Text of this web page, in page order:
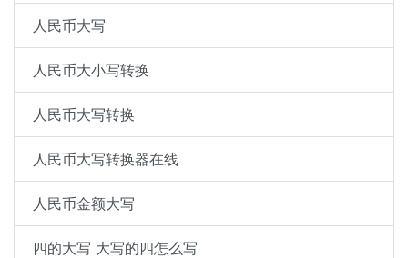
人民币大写
人民币大小写转换
人民币大写转换
人民币大写转换器在线
人民币金额大写
四的大写 大写的四怎么写